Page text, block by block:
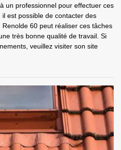
un professionnel pour effectuer ces
est possible de contacter des
60 peut réaliser ces tâches
très bonne qualité de travail. Si
veuillez visiter son site